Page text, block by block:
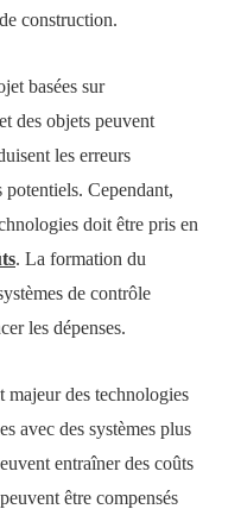
construction.
basées sur
des objets peuvent
les erreurs
Cependant,
doit être pris en
. La formation du
de contrôle
les dépenses.
majeur des technologies
avec des systèmes plus
entraîner des coûts
être compensés